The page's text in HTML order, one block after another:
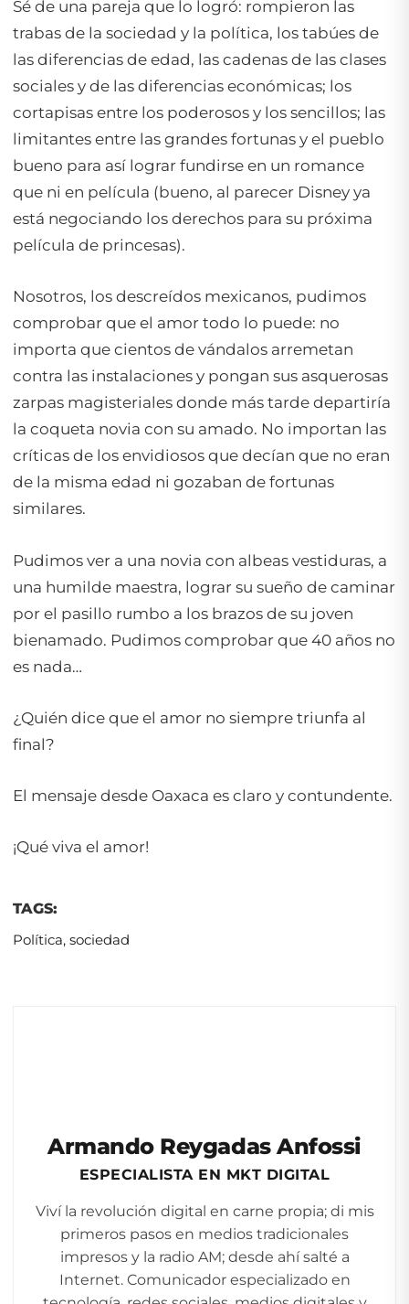
Sé de una pareja que lo logró: rompieron las
trabas de la sociedad y la política, los tabúes de
las diferencias de edad, las cadenas de las clases
sociales y de las diferencias económicas; los
cortapisas entre los poderosos y los sencillos; las
limitantes entre las grandes fortunas y el pueblo
bueno para así lograr fundirse en un romance
que ni en película (bueno, al parecer Disney ya
está negociando los derechos para su próxima
película de princesas).
Nosotros, los descreídos mexicanos, pudimos
comprobar que el amor todo lo puede: no
importa que cientos de vándalos arremetan
contra las instalaciones y pongan sus asquerosas
zarpas magisteriales donde más tarde departiría
la coqueta novia con su amado. No importan las
críticas de los envidiosos que decían que no eran
de la misma edad ni gozaban de fortunas
similares.
Pudimos ver a una novia con albeas vestiduras, a
una humilde maestra, lograr su sueño de caminar
por el pasillo rumbo a los brazos de su joven
bienamado. Pudimos comprobar que 40 años no
es nada…
¿Quién dice que el amor no siempre triunfa al
final?
El mensaje desde Oaxaca es claro y contundente.
¡Qué viva el amor!
TAGS:
Política, sociedad
Armando Reygadas Anfossi
ESPECIALISTA EN MKT DIGITAL
Viví la revolución digital en carne propia; di mis
primeros pasos en medios tradicionales
impresos y la radio AM; desde ahí salté a
Internet. Comunicador especializado en